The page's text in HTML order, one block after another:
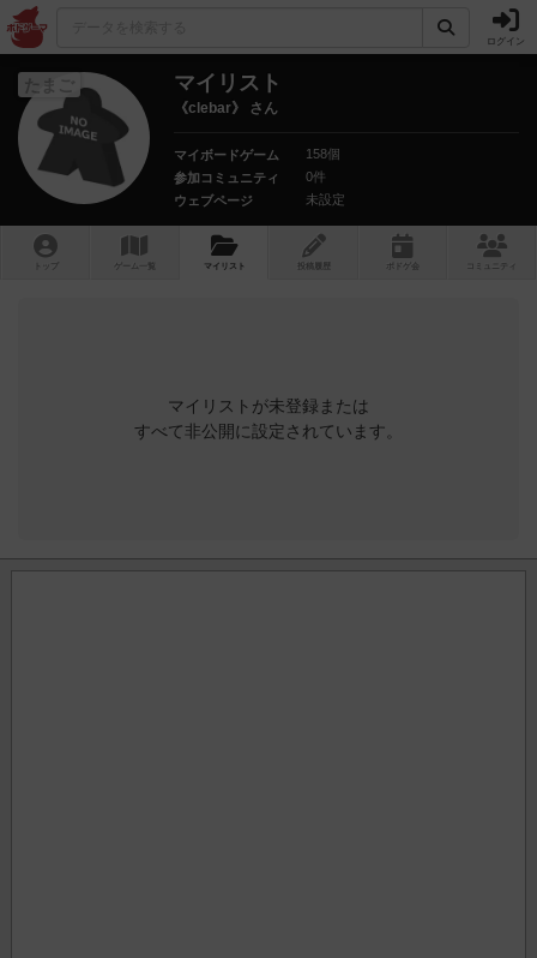
ログイン
たまご マイリスト
《clebar》 さん
マイボードゲーム
158個
参加コミュニティ
0件
ウェブページ
未設定
トップ ゲーム一覧 マイリスト 投稿履歴 ボ ドゲ コミュニティ
マイリストが未登録または
すべて非公開に設定されています。